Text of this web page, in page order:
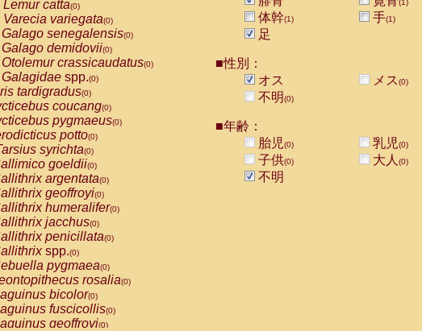
Lemur catta(0)
Varecia variegata(0)
Galago senegalensis(0)
Galago demidovii(0)
Otolemur crassicaudatus(0)
Galagidae spp.(0)
tardigradus(0)
coucang(0)
pygmaeus(0)
potto(0)
syrichta(0)
goeldii(0)
argentata(0)
geoffroyi(0)
humeralifer(0)
jacchus(0)
penicillata(0)
spp.(0)
pygmaea(0)
rosalia(0)
bicolor(0)
fuscicollis(0)
geoffroyi(0)
(1)
体幹(1) 手(1)
足
■性別：
オス
メス(0)
不明(0)
■年齢：
胎児(0) 乳児(0)
子供(0) 大人 (0)
不明